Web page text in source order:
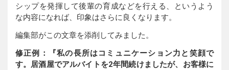
シップを発揮して後輩の育成などを行える、というよう
な内容になれば、印象はさらに良くなります。
編集部がこの文章を添削してみました。
修正例：『私の長所はコミュニケーション力と笑顔で
す。居酒屋でアルバイトを2年間続けましたが、お客様に